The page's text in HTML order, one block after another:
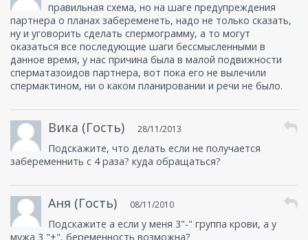
правильная схема, но на шаге предупреждения
партнера о планах забеременеть, надо не только сказать,
ну и уговорить сделать спермограмму, а то могут
оказаться все последующие шаги бессмысленными в
данное время, у нас причина была в малой подвижности
сперматазоидов партнера, вот пока его не вылечили
спермактином, ни о каком планировании и речи не было.
Вика (Гость) 28/11/2013
Подскажите, что делать если не получается
забеременнить с 4 раза? куда обращаться?
Аня (Гость) 08/11/2010
Подскажите а если у меня 3"-" группа крови, а у
мужа 3 "+", беременность возможна?